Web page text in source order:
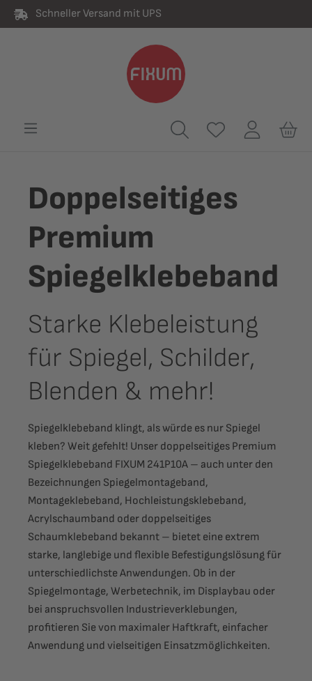
springen
Schneller Versand mit UPS
Doppelseitiges
Premium
Spiegelklebeband
Starke Klebeleistung
für Spiegel, Schilder,
Blenden & mehr!
Spiegelklebeband klingt, als würde es nur Spiegel
kleben? Weit gefehlt! Unser doppelseitiges Premium
Spiegelklebeband FIXUM 241P10A – auch unter den
Bezeichnungen Spiegelmontageband,
Montageklebeband, Hochleistungsklebeband,
Acrylschaumband oder doppelseitiges
Schaumklebeband bekannt – bietet eine extrem
starke, langlebige und flexible Befestigungslösung für
unterschiedlichste Anwendungen. Ob in der
Spiegelmontage, Werbetechnik, im Displaybau oder
bei anspruchsvollen Industrieverklebungen,
profitieren Sie von maximaler Haftkraft, einfacher
Anwendung und vielseitigen Einsatzmöglichkeiten.